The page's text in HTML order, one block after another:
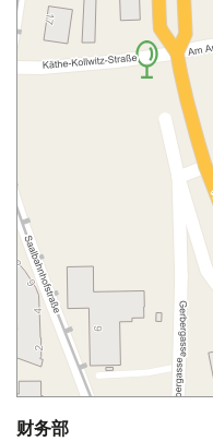
财务部